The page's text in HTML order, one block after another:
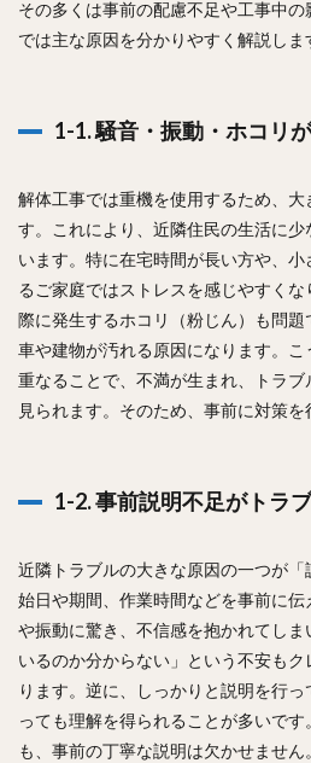
その多くは事前の配慮不足や工事中の
では主な原因を分かりやすく解説しま
1-1. 騒音・振動・ホコリ
解体工事では重機を使用するため、大
す。これにより、近隣住民の生活に少
います。特に在宅時間が長い方や、
るご家庭ではストレスを感じやすく
際に発生するホコリ（粉じん）も問題
車や建物が汚れる原因になります。
重なることで、不満が生まれ、トラブ
見られます。そのため、事前に対策を
1-2. 事前説明不足がトラ
近隣トラブルの大きな原因の一つが
始日や期間、作業時間などを事前に
や振動に驚き、不信感を抱かれてし
いるのか分からない」という不安も
ります。逆に、しっかりと説明を行
っても理解を得られることが多いで
も、事前の丁寧な説明は欠かせません。